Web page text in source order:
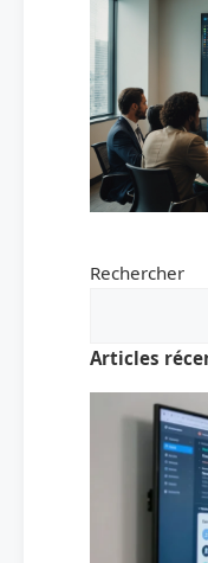
Rechercher
Articles